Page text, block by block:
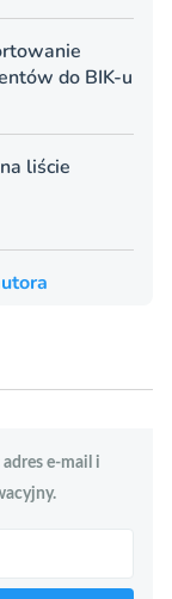
do BIK-u
liście
e-mail i